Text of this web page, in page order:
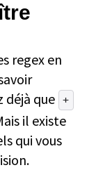
regex en
déjà que
+
il existe
qui vous